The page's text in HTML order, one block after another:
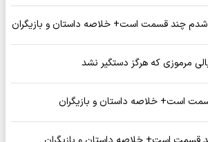
چند قسمت است+ خلاصه داستان و بازیگران
مرموزی که هرگز دستگیر نشد
است+ خلاصه داستان و بازیگران